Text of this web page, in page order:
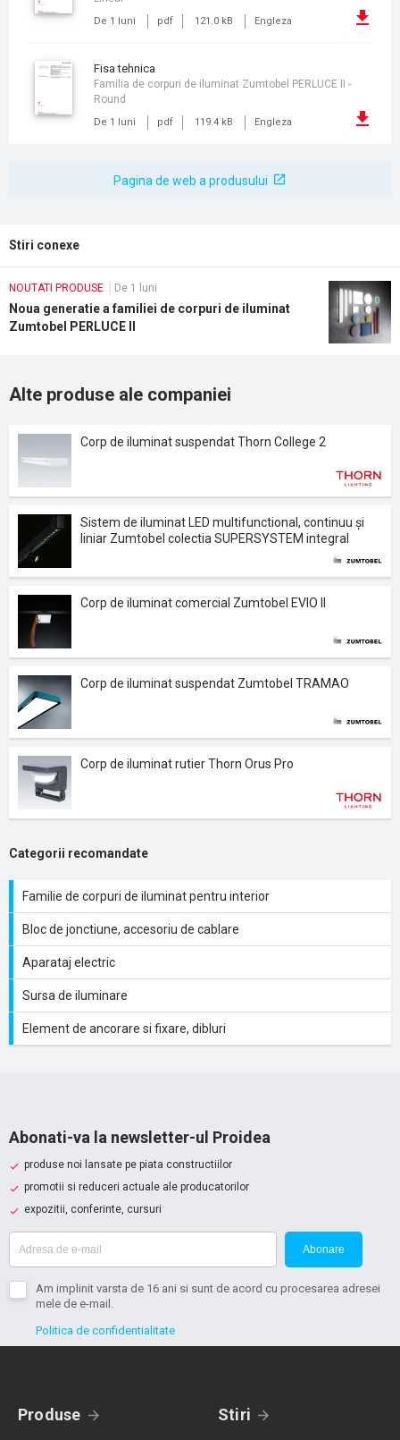
De 1 luni pdf 121.0 kB Engleza
fisa tehnica
De 1 luni pdf 119.4 kB Engleza
Familia de corpuri de iluminat Zumtobel PERLUCE II -
Round
Pagina de web a produsului
Stiri conexe
NOUTATI PRODUSE De 1 luni
Noua generatie a familiei de corpuri de iluminat
Zumtobel PERLUCE II
Alte produse ale companiei
Corp de iluminat suspendat Thorn College 2
Sistem de iluminat LED multifunctional, continuu și
liniar Zumtobel colectia SUPERSYSTEM integral
Corp de iluminat comercial Zumtobel EVIO II
Corp de iluminat suspendat Zumtobel TRAMAO
Corp de iluminat rutier Thorn Orus Pro
Categorii recomandate
Familie de corpuri de iluminat pentru interior
Bloc de jonctiune, accesoriu de cablare
Aparataj electric
Sursa de iluminare
Element de ancorare si fixare, dibluri
Abonati-va la newsletter-ul Proidea
produse noi lansate pe piata constructiilor
promotii si reduceri actuale ale producatorilor
expozitii, conferinte, cursuri
Abonare
Am implinit varsta de 16 ani si sunt de acord cu procesarea adresei
mele de e-mail.
Politica de confidentialitate
Produse Stiri